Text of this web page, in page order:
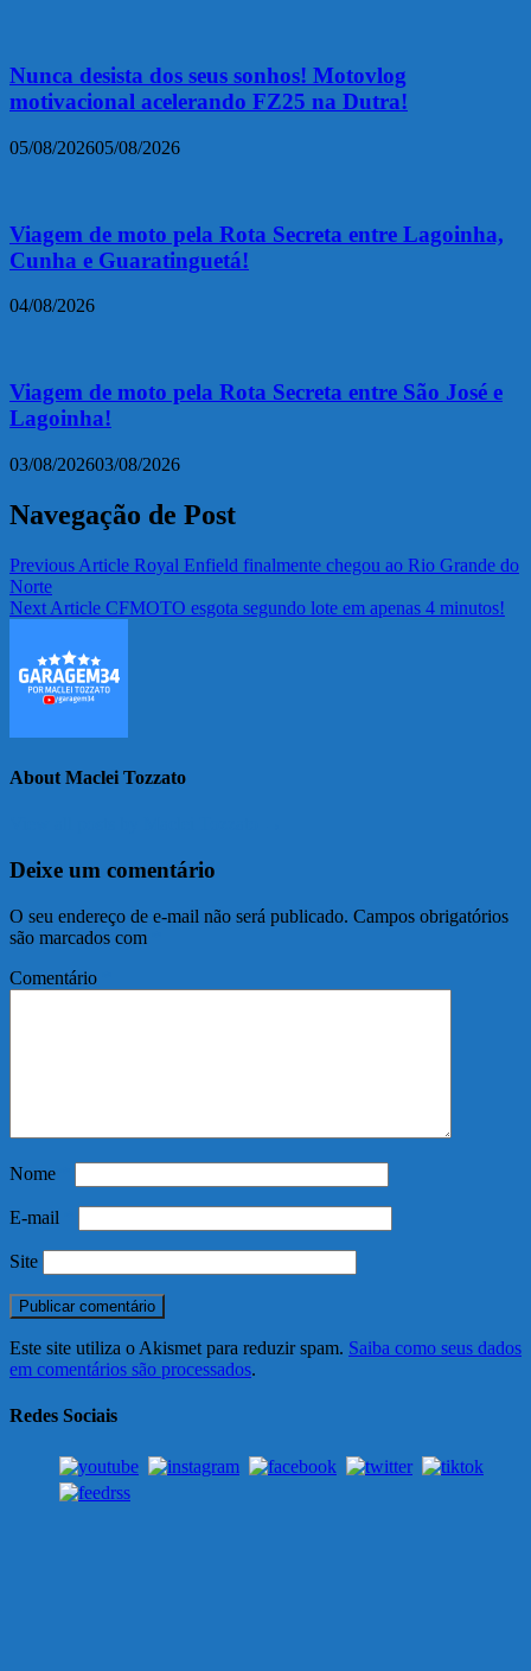
Nunca desista dos seus sonhos! Motovlog
motivacional acelerando FZ25 na Dutra!
05/08/202605/08/2026
Viagem de moto pela Rota Secreta entre Lagoinha,
Cunha e Guaratinguetá!
04/08/2026
Viagem de moto pela Rota Secreta entre São José e
Lagoinha!
03/08/202603/08/2026
Navegação de Post
Previous Article Royal Enfield finalmente chegou ao Rio Grande do
Norte
Next Article CFMOTO esgota segundo lote em apenas 4 minutos!
About Maclei Tozzato
Deixe um comentário
O seu endereço de e-mail não será publicado. Campos obrigatórios
são marcados com
Comentário
Nome
E-mail
Site
Este site utiliza o Akismet para reduzir spam. Saiba como seus dados
em comentários são processados.
Redes Sociais